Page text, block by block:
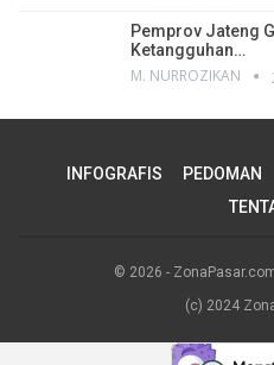
Pemprov Jateng
Ketangguhan…
M. NURROZIKAN
INFOGRAFIS PEDOMAN
© 2026 -
(c) 2024